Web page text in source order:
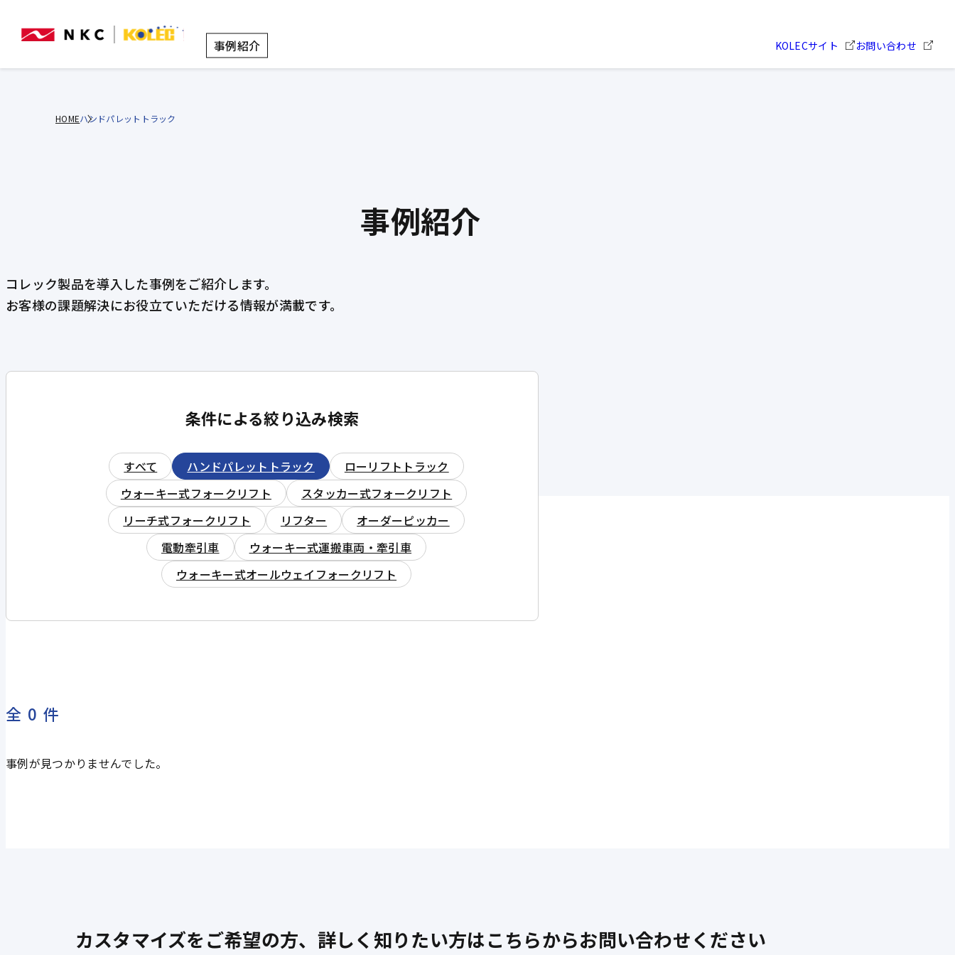
事例紹介 KOLECサイト お問い合わせ
HOMEハンドパレットトラック
事例紹介
コレック製品を導入した事例をご紹介します。
お客様の課題解決にお役立ていただける情報が満載です。
条件による絞り込み検索
すべて ハンドパレットトラック
ローリフトトラック
ウォーキー式フォークリフト
スタッカー式フォークリフト
リーチ式フォークリフト
リフター
オーダーピッカー
電動牽引車
ウォーキー式運搬車両・牽引車
ウォーキー式オールウェイフォークリフト
全0件
事例が見つかりませんでした。
カスタマイズをご希望の方、 詳しく知りたい方はこちらからお問い合わせください